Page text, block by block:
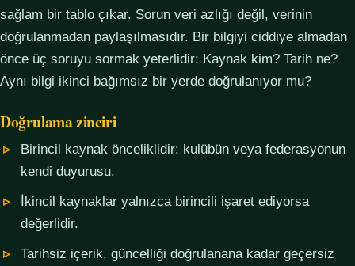
sağlam bir tablo çıkar. Sorun veri azlığı değil, verinin
doğrulanmadan paylaşılmasıdır. Bir bilgiyi ciddiye almadan
önce üç soruyu sormak yeterlidir: Kaynak kim? Tarih ne?
Aynı bilgi ikinci bağımsız bir yerde doğrulanıyor mu?
Doğrulama zinciri
Birincil kaynak önceliklidir: kulübün veya federasyonun
kendi duyurusu.
İkincil kaynaklar yalnızca birincili işaret ediyorsa
değerlidir.
Tarihsiz içerik, güncelliği doğrulanana kadar geçersiz